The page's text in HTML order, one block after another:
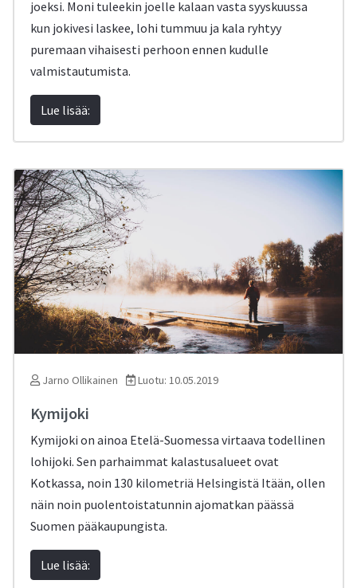
joeksi. Moni tuleekin joelle kalaan vasta syyskuussa
kun jokivesi laskee, lohi tummuu ja kala ryhtyy
puremaan vihaisesti perhoon ennen kudulle
valmistautumista.
Lue lisää:
Jarno Ollikainen Luotu: 10.05.2019
Kymijoki
Kymijoki on ainoa Etelä-Suomessa virtaava todellinen
lohijoki. Sen parhaimmat kalastusalueet ovat
Kotkassa, noin 130 kilometriä Helsingistä Itään, ollen
näin noin puolentoistatunnin ajomatkan päässä
Suomen pääkaupungista.
Lue lisää: